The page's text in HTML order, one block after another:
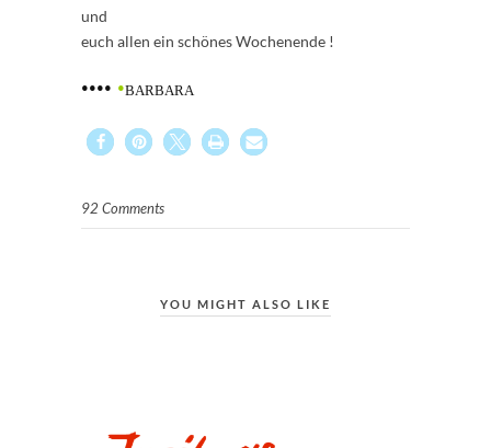
und
euch allen ein schönes Wochenende !
•••• •BARBARA
92 Comments
YOU MIGHT ALSO LIKE